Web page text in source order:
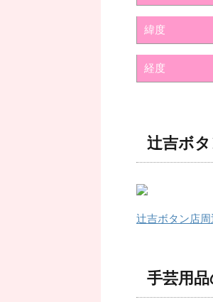
緯度
経度
辻吉ボ
辻吉ボタン店
手芸用